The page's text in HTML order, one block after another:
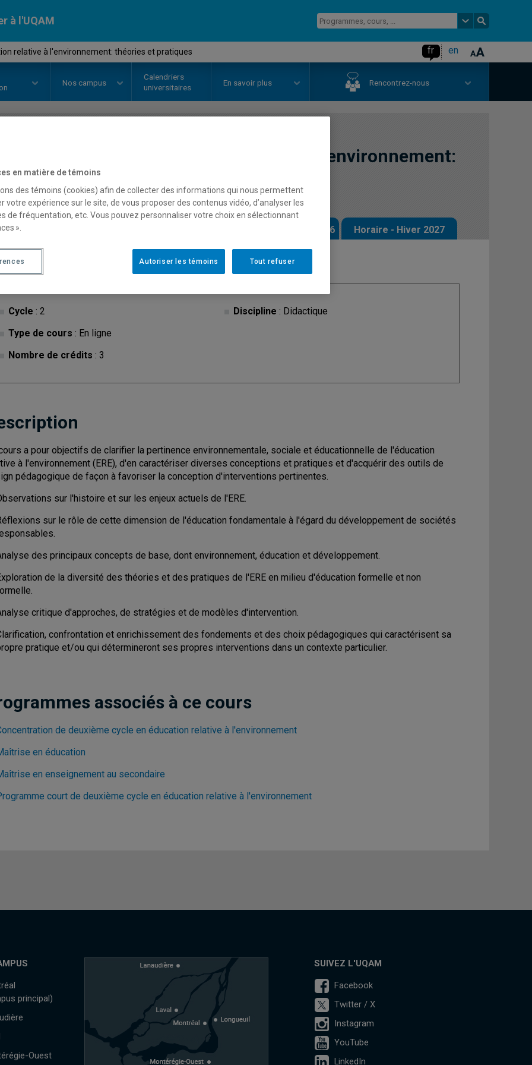
à l'UQAM
relative à l'environnement: théories et pratiques fr en
Nos campus
Calendriers
universitaires
En savoir plus Rencontrez-nous
Éducation relative à l'environnement:
théories et pratiques
Description Horaire - Automne 2026 Horaire - Hiver 2027
Cycle : 2
Type de cours : En ligne
Nombre de crédits : 3
Discipline : Didactique
a pour objectifs de clarifier la pertinence environnementale, sociale et éducationnelle de l'éducation
à l'environnement (ERE), d'en caractériser diverses conceptions et pratiques et d'acquérir des outils de
pédagogique de façon à favoriser la conception d'interventions pertinentes.
sur l'histoire et sur les enjeux actuels de l'ERE.
sur le rôle de cette dimension de l'éducation fondamentale à l'égard du développement de sociétés
des principaux concepts de base, dont environnement, éducation et développement.
de la diversité des théories et des pratiques de l'ERE en milieu d'éducation formelle et non
critique d'approches, de stratégies et de modèles d'intervention.
confrontation et enrichissement des fondements et des choix pédagogiques qui caractérisent sa
pratique et/ou qui détermineront ses propres interventions dans un contexte particulier.
associés à ce cours
de deuxième cycle en éducation relative à l'environnement
en éducation
en enseignement au secondaire
court de deuxième cycle en éducation relative à l'environnement
principal)
Ouest
SUIVEZ L'UQAM
Facebook
Twitter / X
Instagram
YouTube
LinkedIn
en matière de témoins
des témoins (cookies) afin de collecter des informations qui nous permettent
votre expérience sur le site, de vous proposer des contenus vidéo, d’analyser les
de fréquentation, etc. Vous pouvez personnaliser votre choix en sélectionnant
».
Tout refuser
Autoriser les témoins